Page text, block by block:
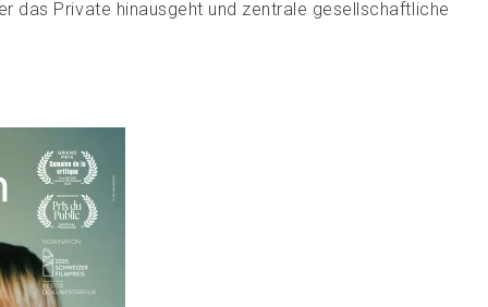
das Private hinausgeht und zentrale gesellschaftliche